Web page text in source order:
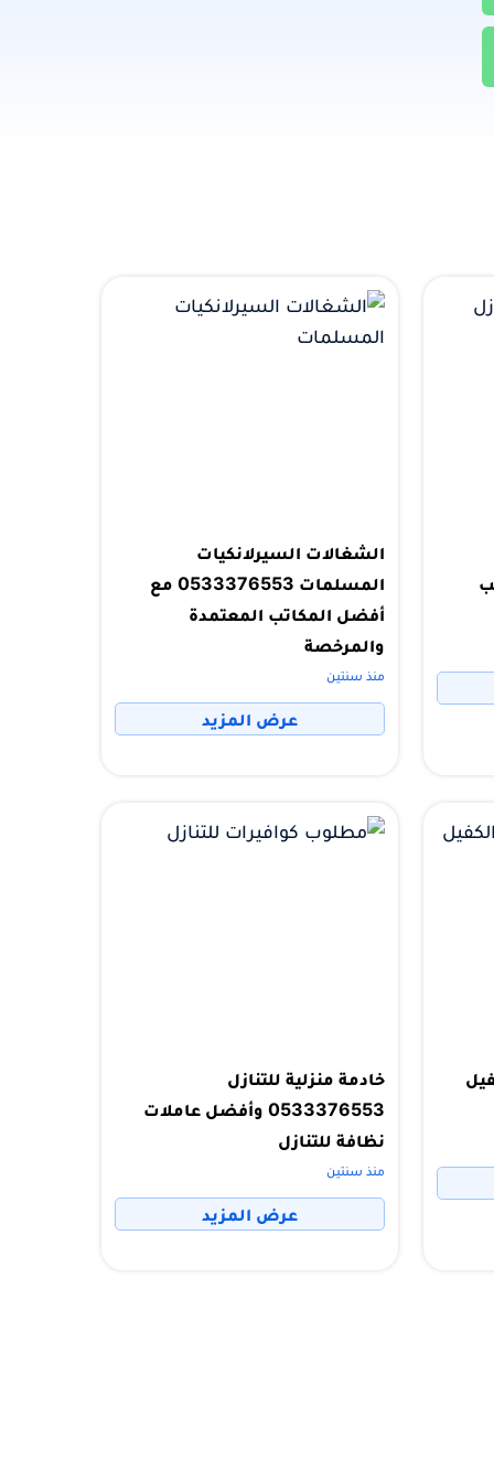
الشغالات السيرلانكيات
المسلمات 0533376553 مع
أفضل المكاتب المعتمدة
والمرخصة
منذ سنتين
عرض المزيد
خادمة منزلية للتنازل
0533376553 وأفضل عاملات
نظافة للتنازل
منذ سنتين
عرض المزيد